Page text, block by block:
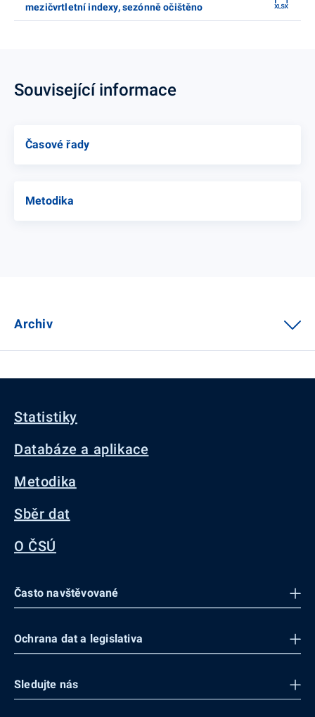
mezičvrtletní indexy, sezónně očištěno
Související informace
Časové řady
Metodika
Archiv
Statistiky
Databáze a aplikace
Metodika
Sběr dat
O ČSÚ
Často navštěvované
Ochrana dat a legislativa
Sledujte nás